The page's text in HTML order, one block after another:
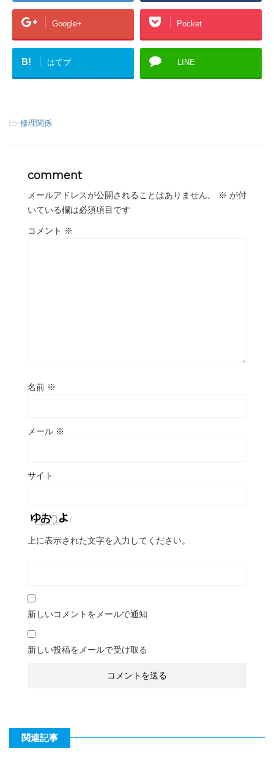
Google+ Pocket
B! はてブ LINE
-修理関係
comment
メールアドレスが公開されることはありません。 ※ が付
いている欄は必須項目です
コメント ※
名前 ※
メール ※
サイト
上に表示された文字を入力してください。
新しいコメントをメールで通知
新しい投稿をメールで受け取る
関連記事